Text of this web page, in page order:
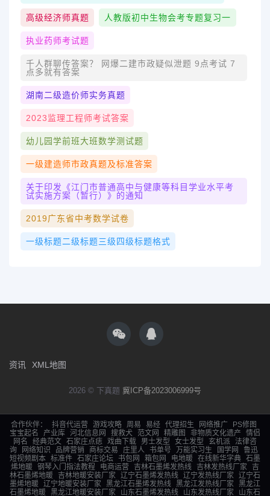
高级经济师真题 人教版初中生物会考专题复习一
执业药师考试题
千人群聊传答案？ 网爆二建市政疑似泄题 9点考试 7
点多就有答案
湖南二级造价师实务真题
2023监理工程师考试答案
幼儿园学前班大班数学测试题
一级建造师市政真题及标准答案
关于印发《江门市普通高中与健康等科目学业水平考
试实施方案（暂行）》的通知
2019广东省中考数学试卷
一级标题二级标题三级四级标题格式
资讯 XML地图
2026 © 下真题 冀ICP备2023006999号
合作伙伴： 抖音代运营 游戏攻略 周易 易经 代理招生 网络推广
PS修图
宝宝起名
产业库 河北信息网 搜救犬 范文网 精雕图 非物质文化遗产
情侣
网名
经典范文 石家庄点痣 戏曲下载 男士发型 女士发型 玄机派
法律咨
询
网络知识 品牌营销 商标交易 庄里人 书单号 万能实习生 国学网
鲁迅
短视频剧本 标准件 石家庄论坛 书包网 箱包网 电地暖 在线新华字典 石墨
烯地暖 钢琴入门指法教程 电商运营 吉林石墨烯发热线 吉林发热线厂家
吉
林石墨烯地暖
吉林地暖安装厂家 辽宁石墨烯发热线 辽宁发热线厂家
辽宁石
墨烯地暖 辽宁地暖安装厂家 黑龙江石墨烯发热线 黑龙江发热线厂家
黑龙江
石墨烯地暖 黑龙江地暖安装厂家 山东石墨烯发热线 山东发热线厂家 山东石